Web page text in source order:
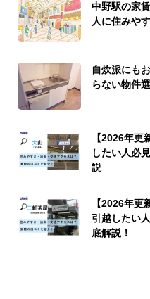
中野駅の家
人に住みや
自炊派にも
らない物件
【2026年
したい人必
説
【2026年更
引越したい
底解説！